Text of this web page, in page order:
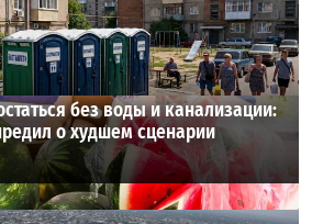
без воды и канализации:
о худшем сценарии